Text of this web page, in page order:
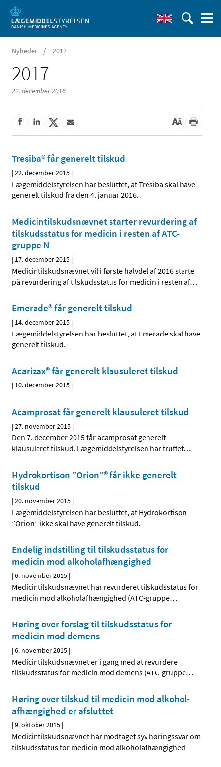
Nyheder / 2017
2017
22. december 2016
Tresiba® får generelt tilskud
|22. december 2015 |
Lægemiddelstyrelsen har besluttet, at Tresiba skal have
generelt tilskud fra den 4. januar 2016.
Medicintilskudsnævnet starter revurdering af
tilskudsstatus for medicin i resten af ATC-
gruppe N
| 17. december 2015 |
Medicintilskudsnævnet vil i første halvdel af 2016 starte
på revurdering af tilskudsstatus for medicin i resten af…
Emerade® får generelt tilskud
| 14. december 2015 |
Lægemiddelstyrelsen har besluttet, at Emerade skal have
generelt tilskud.
Acarizax® får generelt klausuleret tilskud
| 10. december 2015 |
Acamprosat får generelt klausuleret tilskud
|27. november 2015 |
Den 7. december 2015 får acamprosat generelt
klausuleret tilskud. Lægemiddelstyrelsen har truffet…
Hydrokortison ”Orion”® får ikke generelt
tilskud
|20. november 2015 |
Lægemiddelstyrelsen har besluttet, at Hydrokortison
”Orion” ikke skal have generelt tilskud.
Endelig indstilling til tilskudsstatus for
medicin mod alkoholafhængighed
|6. november 2015 |
Medicintilskudsnævnet har revurderet tilskudsstatus for
medicin mod alkoholafhængighed (ATC-gruppe…
Høring over forslag til tilskudsstatus for
medicin mod demens
|6. november 2015 |
Medicintilskudsnævnet er i gang med at revurdere
tilskudsstatus for medicin mod demens (ATC-gruppe…
Høring over tilskud til medicin mod alkohol­
afhængighed er afsluttet
|9. oktober 2015 |
Medicintilskudsnævnet har modtaget syv høringssvar om
tilskudsstatus for medicin mod alkoholafhængighed